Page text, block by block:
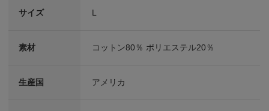
サイズ L
素材 コットン80％ ポリエステル20％
生産国 アメリカ